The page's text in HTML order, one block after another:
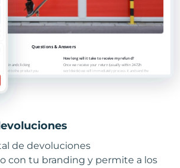
de devoluciones
con tu branding y permite a los